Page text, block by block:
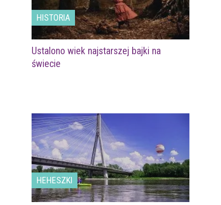
HISTORIA
Ustalono wiek najstarszej bajki na
świecie
HEHESZKI